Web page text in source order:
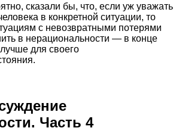
сказали бы, что, если уж уважать
в конкретной ситуации, то
с невозвратными потерями
в нерациональности — в конце
для своего
Часть 4